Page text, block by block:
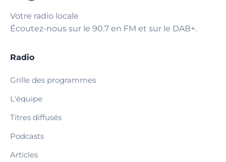
Votre radio locale
Écoutez-nous sur le 90.7 en FM et sur le DAB+.
Radio
Grille des programmes
L'équipe
Titres diffusés
Podcasts
Articles